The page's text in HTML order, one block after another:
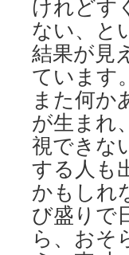
けれどす
ない、と
結果が見
ています
また何か
が生まれ
視できな
する人も
かもしれ
び盛りで
ら、おそ